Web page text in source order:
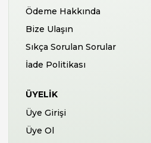
Ödeme Hakkında
Bize Ulaşın
Sıkça Sorulan Sorular
İade Politikası
ÜYELIK
Üye Girişi
Üye Ol